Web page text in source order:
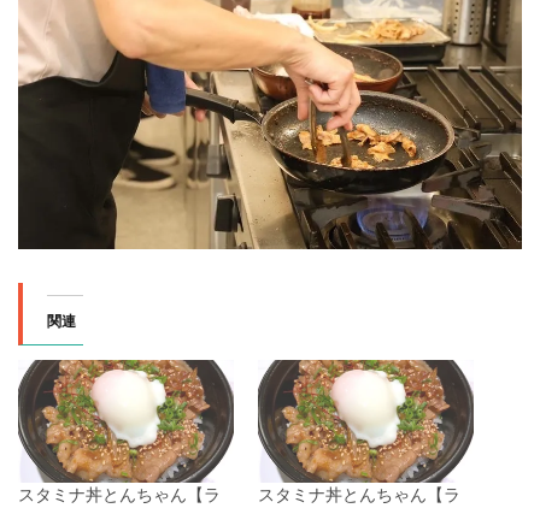
関連
スタミナ丼とんちゃん【ラ
スタミナ丼とんちゃん【ラ